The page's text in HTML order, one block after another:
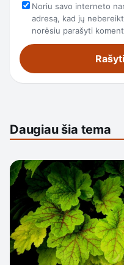
Noriu savo interneto
adresą, kad jų
norėsiu parašyti
Daugiau šia tema